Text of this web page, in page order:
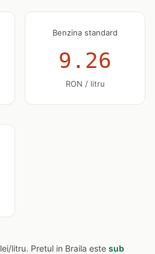
Benzina standard
9.26
RON / litru
lei/litru. Pretul in Braila este sub